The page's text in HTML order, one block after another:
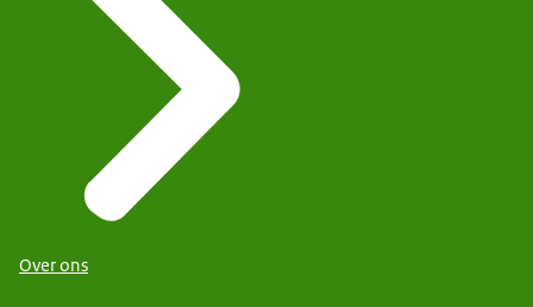
Over ons